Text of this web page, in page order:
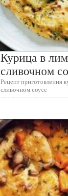
Курица в
сливочном
Рецепт приготовления
сливочном соусе